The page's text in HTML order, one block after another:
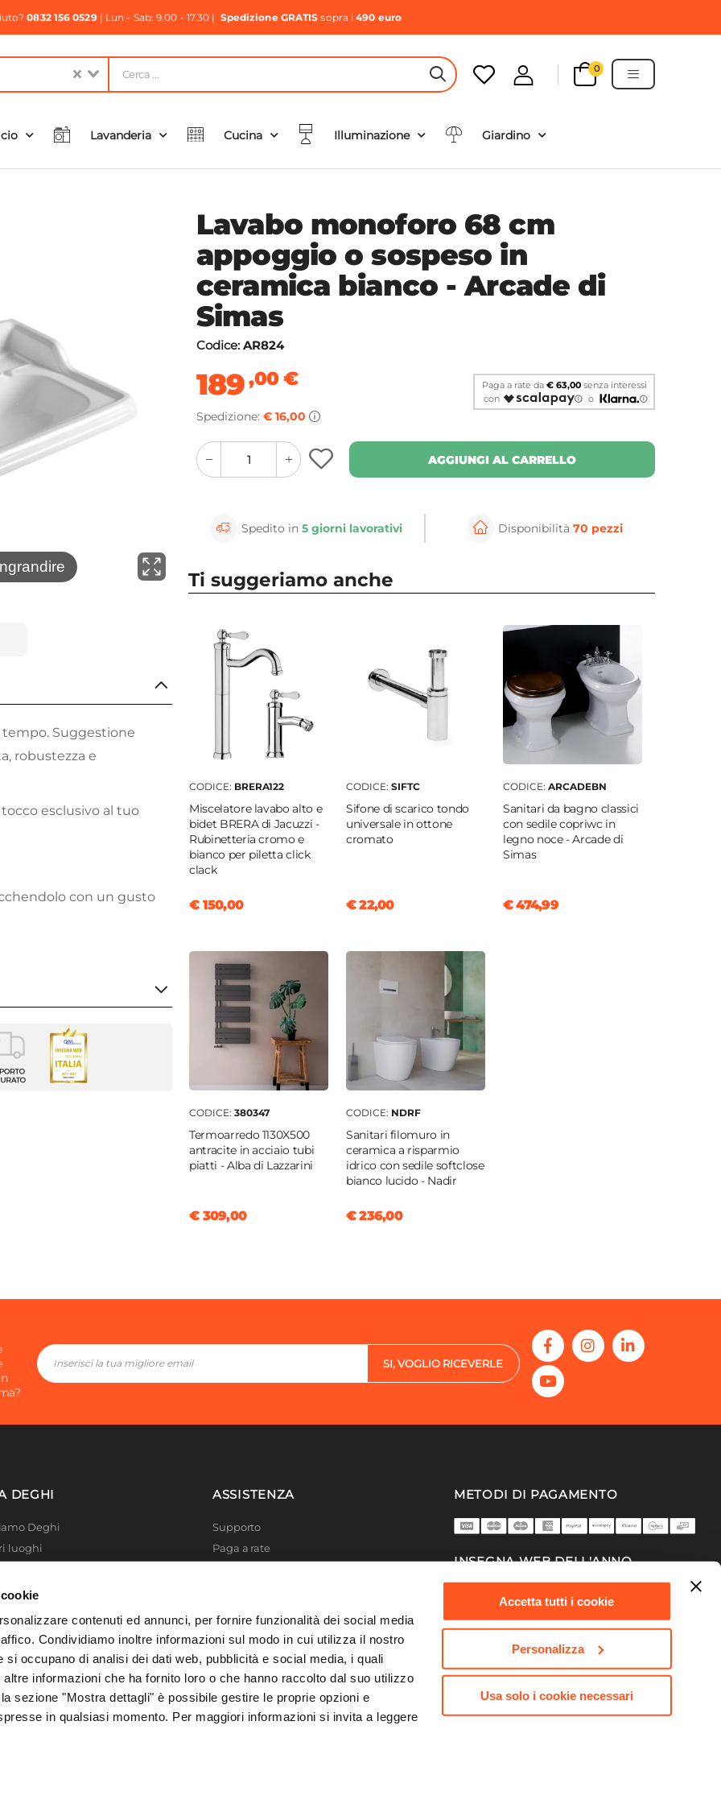
contenuti ed annunci, per fornire funzionalità dei social media
Condividiamo inoltre informazioni sul modo in cui utilizza il nostro
si occupano di analisi dei dati web, pubblicità e social media, i quali
informazioni che ha fornito loro o che hanno raccolto dal suo utilizzo
sezione "Mostra dettagli" è possibile gestire le proprie opzioni e
in qualsiasi momento. Per maggiori informazioni si invita a leggere
Accetta tutti i cookie
Personalizza
Usa solo i cookie necessari
0832 156 0529| Lun - Sab: 9.00 - 17.30 | Spedizione GRATIS sopra i490 euro
HEADER SEARCH BUTTON
0
Lavanderia Cucina Illuminazione Giardino
⚲
tempo. Suggestione
robustezza e
esclusivo al tuo
con un gusto
3 fori
Lavabo monoforo 68 cm
appoggio o sospeso in
ceramica bianco - Arcade di
Simas
Codice: AR824
189,00€
Spedizione: € 16,00
Paga a rate da € 63,00senza interessi
con
o
quantity
button
quantity
minus
button
AGGIUNGI AL CARRELLO
Spedito in5 giorni lavorativi Disponibilità 70 pezzi
Ti suggeriamo anche
CODICE: BRERA122
Miscelatore lavabo alto e
bidet BRERA di Jacuzzi -
Rubinetteria cromo e
bianco per piletta click
clack
€ 150,00
CODICE: SIFTC
Sifone di scarico tondo
universale in ottone
cromato
€ 22,00
CODICE: ARCADEBN
Sanitari da bagno classici
con sedile copriwc in
legno noce - Arcade di
Simas
€ 474,99
CODICE: 380347
Termoarredo 1130X500
antracite in acciaio tubi
piatti - Alba di Lazzarini
€ 309,00
CODICE: NDRF
Sanitari filomuro in
ceramica a risparmio
idrico con sedile softclose
bianco lucido - Nadir
€ 236,00
SI, VOGLIO RICEVERLE
DEGHI
Deghi
luoghi
produzione
Solidale
Academy
ASSISTENZA
Supporto
Paga a rate
Privacy Policy
Cookie policy
METODI DI PAGAMENTO
INSEGNA WEB DELL'ANNO